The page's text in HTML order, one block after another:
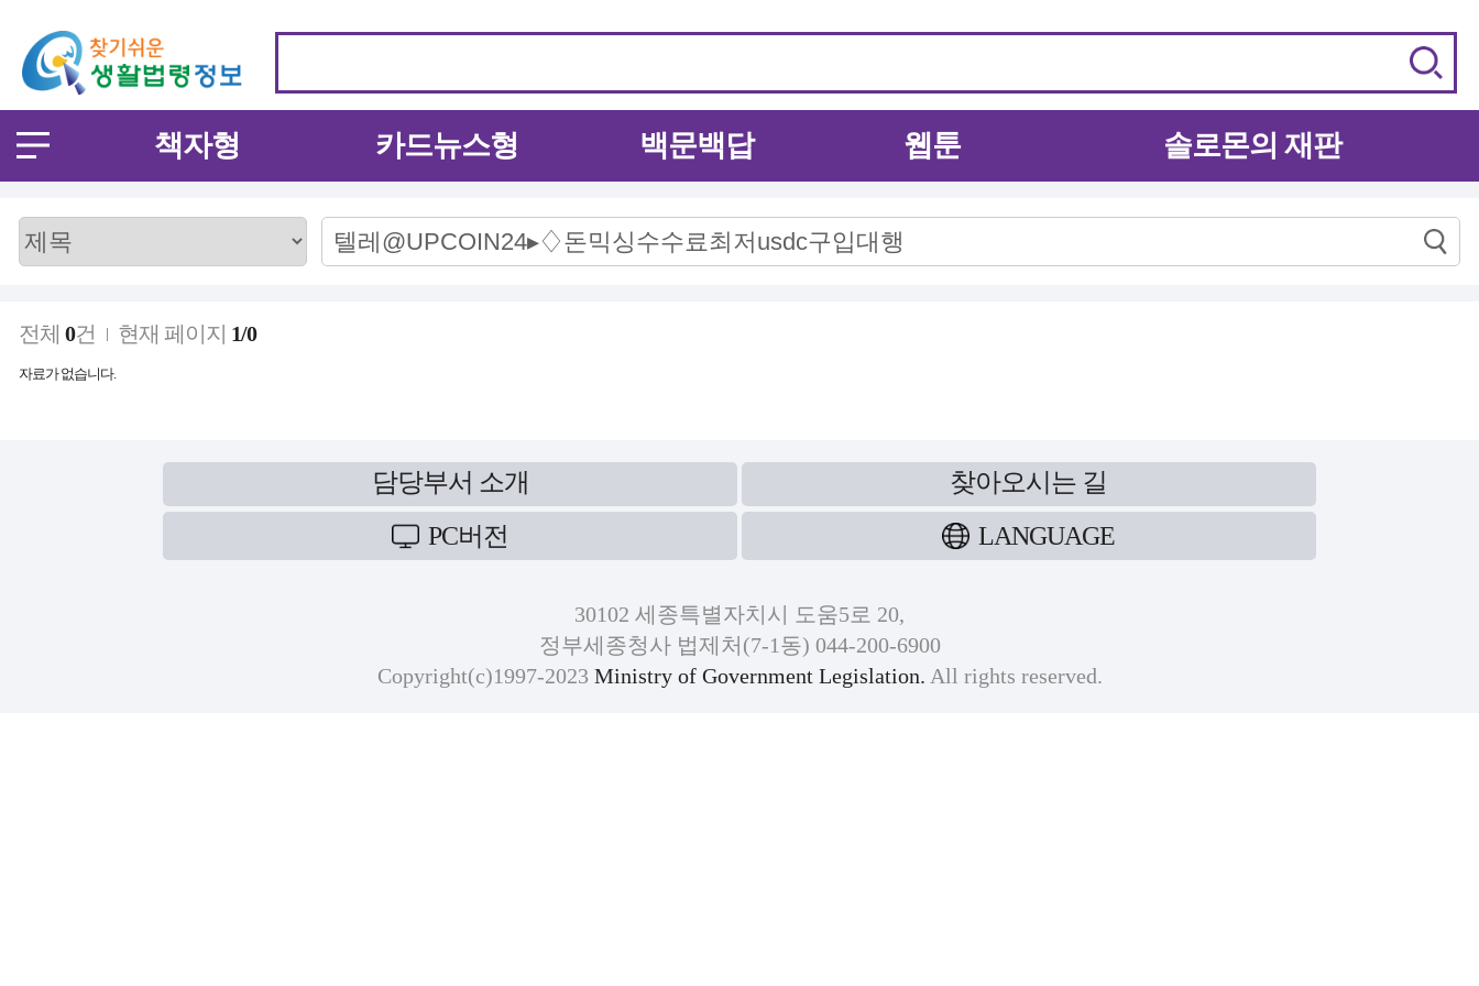
책자형 카드뉴스형 백문백답 웹툰 솔로몬의 재판
전체 0건 현재 페이지 1/0
자료가 없습니다.
담당부서 소개
찾아오시는 길
PC버전
LANGUAGE
30102 세종특별자치시 도움5로 20,
정부세종청사 법제처(7-1동) 044-200-6900
Copyright(c)1997-2023 Ministry of Government Legislation. All rights reserved.